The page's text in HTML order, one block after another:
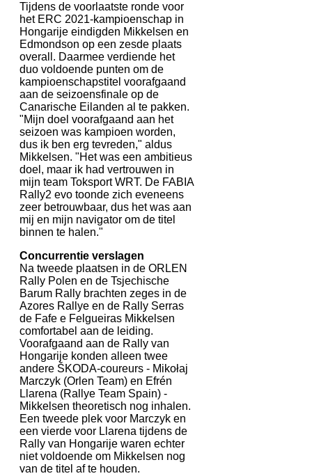
Tijdens de voorlaatste ronde voor
het ERC 2021-kampioenschap in
Hongarije eindigden Mikkelsen en
Edmondson op een zesde plaats
overall. Daarmee verdiende het
duo voldoende punten om de
kampioenschapstitel voorafgaand
aan de seizoensfinale op de
Canarische Eilanden al te pakken.
"Mijn doel voorafgaand aan het
seizoen was kampioen worden,
dus ik ben erg tevreden," aldus
Mikkelsen. "Het was een ambitieus
doel, maar ik had vertrouwen in
mijn team Toksport WRT. De FABIA
Rally2 evo toonde zich eveneens
zeer betrouwbaar, dus het was aan
mij en mijn navigator om de titel
binnen te halen."
Concurrentie verslagen
Na tweede plaatsen in de ORLEN
Rally Polen en de Tsjechische
Barum Rally brachten zeges in de
Azores Rallye en de Rally Serras
de Fafe e Felgueiras Mikkelsen
comfortabel aan de leiding.
Voorafgaand aan de Rally van
Hongarije konden alleen twee
andere ŠKODA-coureurs - Mikołaj
Marczyk (Orlen Team) en Efrén
Llarena (Rallye Team Spain) -
Mikkelsen theoretisch nog inhalen.
Een tweede plek voor Marczyk en
een vierde voor Llarena tijdens de
Rally van Hongarije waren echter
niet voldoende om Mikkelsen nog
van de titel af te houden.